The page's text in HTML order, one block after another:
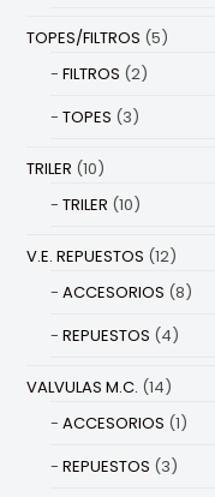
TOPES/FILTROS (5)
FILTROS (2)
TOPES (3)
TRILER (10)
TRILER (10)
V.E. REPUESTOS (12)
ACCESORIOS (8)
REPUESTOS (4)
VALVULAS M.C. (14)
ACCESORIOS (1)
REPUESTOS (3)